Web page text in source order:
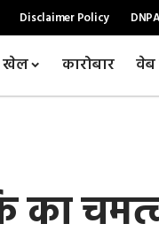
Disclaimer Policy
खेल कारोबार वेब